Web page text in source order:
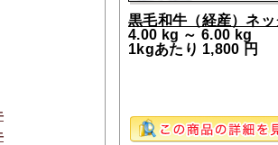
黒毛和牛（経産）ネッ
4.00 kg ～ 6.00 kg
1kgあたり 1,800 円